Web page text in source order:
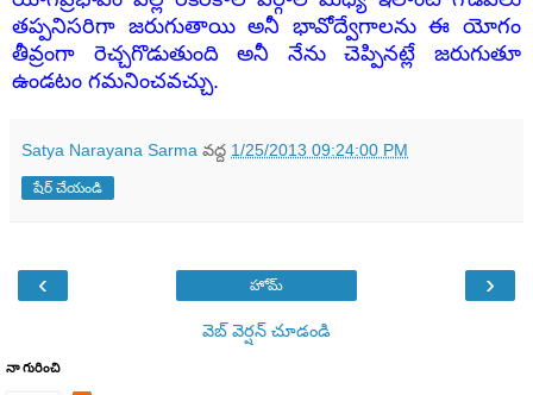
తప్పనిసరిగా జరుగుతాయి అనీ భావోద్వేగాలను ఈ యోగం
తీవ్రంగా రెచ్చగొడుతుంది అనీ నేను చెప్పినట్లే జరుగుతూ
ఉండటం గమనించవచ్చు.
Satya Narayana Sarma వద్ద 1/25/2013 09:24:00 PM
షేర్ చేయండి
‹ ›
హోమ్
వెబ్ వెర్షన్‌ చూడండి
నా గురించి